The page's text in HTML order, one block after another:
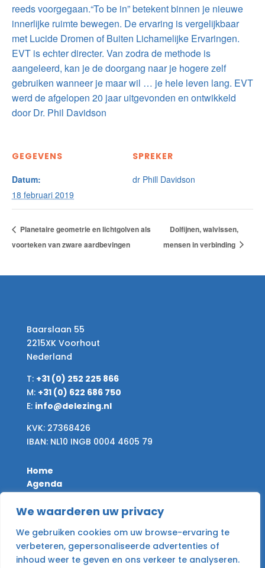
We waarderen uw privacy
We gebruiken cookies om uw browse-ervaring te
verbeteren, gepersonaliseerde advertenties of
inhoud weer te geven en ons verkeer te analyseren.
reeds voorgegaan.“To be in” betekent binnen je nieuwe
innerlijke ruimte bewegen. De ervaring is vergelijkbaar
met Lucide Dromen of Buiten Lichamelijke Ervaringen.
EVT is echter directer. Van zodra de methode is
aangeleerd, kan je de doorgang naar je hogere zelf
gebruiken wanneer je maar wil … je hele leven lang. EVT
werd de afgelopen 20 jaar uitgevonden en ontwikkeld
door Dr. Phil Davidson
GEGEVENS
Datum:
18 februari 2019
SPREKER
dr Phill Davidson
Planetaire geometrie en lichtgolven als
voorteken van zware aardbevingen
Dolfijnen, walvissen,
mensen in verbinding
Baarslaan 55
2215XK Voorhout
Nederland
T: +31 (0) 252 225 866
M: +31 (0) 622 686 750
E: info@delezing.nl
KVK: 27368426
IBAN: NL10 INGB 0004 4605 79
Home
Agenda
Desire & Give
Contact